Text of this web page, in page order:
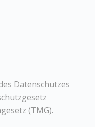
Datenschutzes
(TMG).